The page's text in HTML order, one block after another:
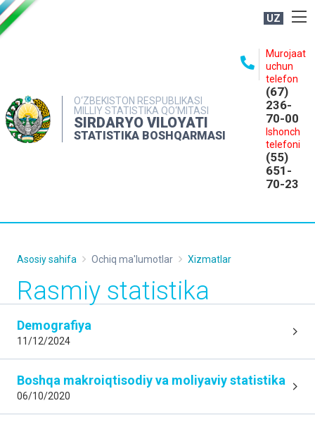
UZ
O‘ZBEKISTON RESPUBLIKASI
MILLIY STATISTIKA QO‘MITASI
SIRDARYO VILOYATI
STATISTIKA BOSHQARMASI
Murojaat
uchun
telefon
(67)
236-
70-00
Ishonch
telefoni
(55)
651-
70-23
NASHRLAR
INTERAKTIV XIZMATLAR
MATBUOT XIZMATI
Asosiy sahifa Ochiq ma'lumotlar Xizmatlar
Rasmiy statistika
Demografiya
11/12/2024
Boshqa makroiqtisodiy va moliyaviy statistika
06/10/2020